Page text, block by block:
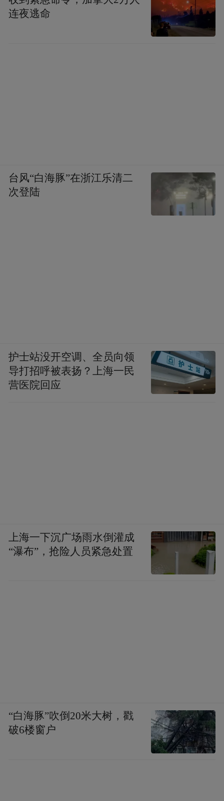
连夜逃命
台风“白海豚”在浙江乐清二
次登陆
护士站没开空调、全员向领
导打招呼被表扬？上海一民
营医院回应
上海一下沉广场雨水倒灌成
“瀑布”，抢险人员紧急处置
“白海豚”吹倒20米大树，戳
破6楼窗户